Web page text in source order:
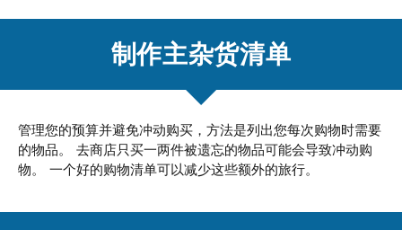
制作主杂货清单
管理您的预算并避免冲动购买，方法是列出您每次购物时需要
的物品。 去商店只买一两件被遗忘的物品可能会导致冲动购
物。 一个好的购物清单可以减少这些额外的旅行。